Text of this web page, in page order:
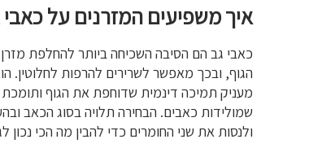
איך משפיעים המזרנים על כאבי
כאבי גב הם הסיבה השכיחה ביותר להחלפת
הגוף, ובכך מאפשר לשרירים להרפות
מעניק תמיכה דינמית שדוחפת את הגוף
ולנסות את שני החומרים כדי להבין מה הכי נכון